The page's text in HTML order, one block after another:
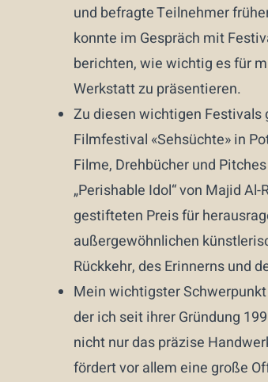
und befragte Teilnehmer
konnte im Gespräch mit
berichten, wie wichtig es für
Werkstatt zu präsentieren.
Zu diesen wichtigen
Filmfestival «Sehsüchte» in
Filme, Drehbücher und
„Perishable Idol“ von Majid Al-
gestifteten Preis für
außergewöhnlichen
Rückkehr, des Erinnerns und
Mein wichtigster
der ich seit ihrer Gründung
nicht nur das präzise
fördert vor allem eine große